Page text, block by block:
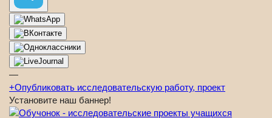
—
+Опубликовать исследовательскую работу, проект
Установите наш баннер!